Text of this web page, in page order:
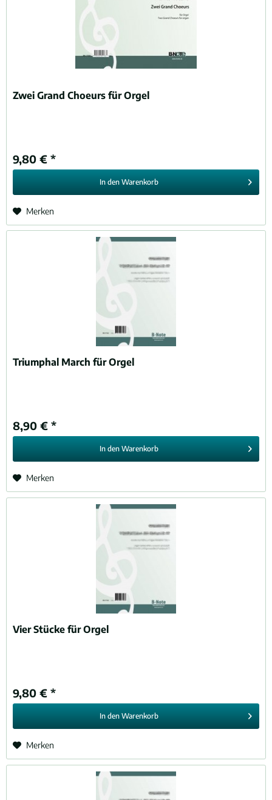
Zwei Grand Choeurs für Orgel
9,80 € *
In den Warenkorb
Merken
Triumphal March für Orgel
8,90 € *
In den Warenkorb
Merken
Vier Stücke für Orgel
9,80 € *
In den Warenkorb
Merken